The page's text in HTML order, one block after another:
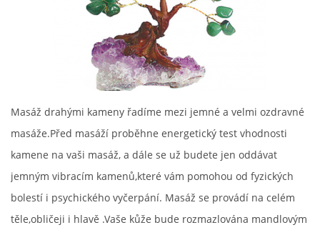
BATIKA A MALBA / TRIČKA, ŠÁTKY, TAŠKY/
DIADÉMKA / POKRÝVKA HLAVY /
RECEPT NA ŠŤASTNÝ DEN- DNY- ŽIVOT
ŠUNGIT
Masáž drahými kameny řadíme mezi jemné a velmi ozdravné
masáže.Před masáží proběhne energetický test vhodnosti
kamene na vaši masáž, a dále se už budete jen oddávat
jemným vibracím kamenů,které vám pomohou od fyzických
bolestí i psychického vyčerpání. Masáž se provádí na celém
těle,obličeji i hlavě .Vaše kůže bude rozmazlována mandlovým